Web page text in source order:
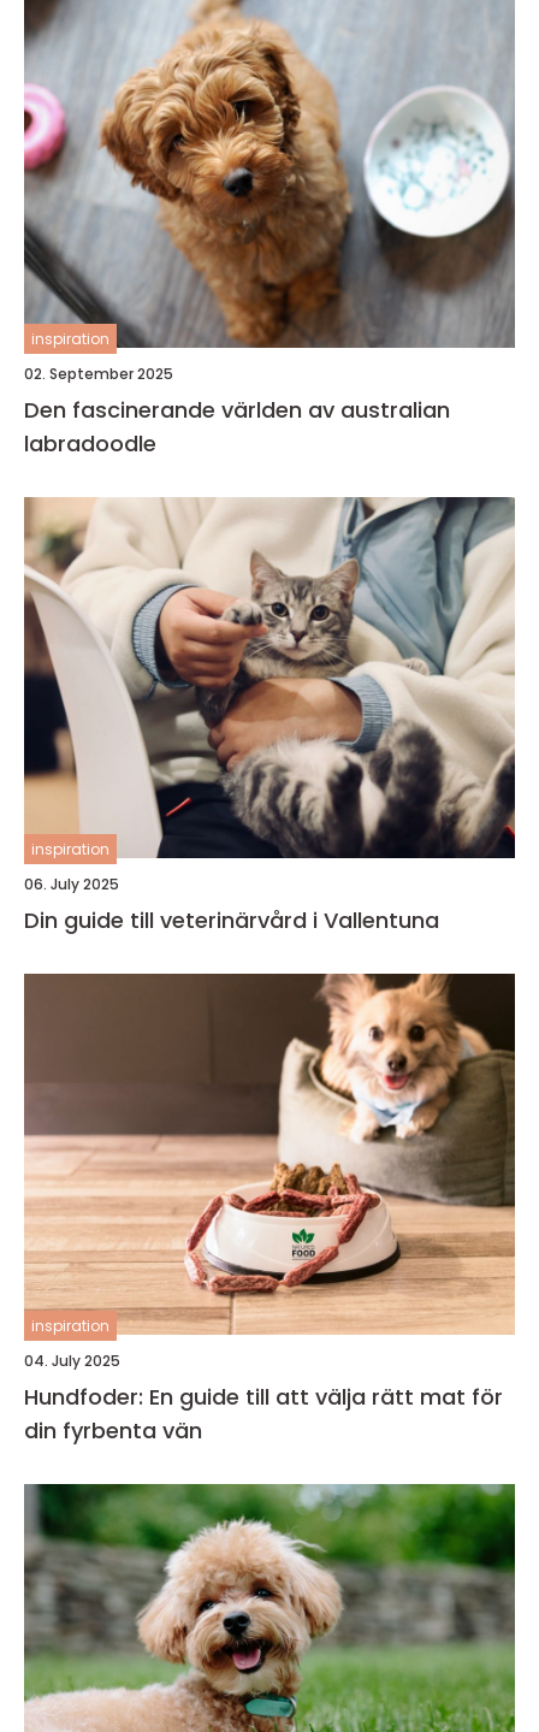
inspiration
02. September 2025
Den fascinerande världen av australian
labradoodle
inspiration
06. July 2025
Din guide till veterinärvård i Vallentuna
inspiration
04. July 2025
Hundfoder: En guide till att välja rätt mat för
din fyrbenta vän